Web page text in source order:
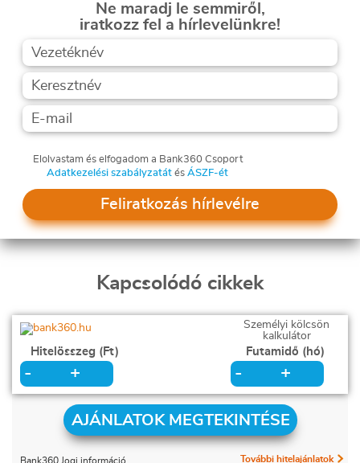
Ne maradj le semmiről,
iratkozz fel a hírlevelünkre!
Elolvastam és elfogadom a Bank360 Csoport
Adatkezelési szabályzatátés ÁSZF-ét
Feliratkozás hírlevélre
Kapcsolódó cikkek
Személyi kölcsön
kalkulátor
Hitelösszeg (Ft)
- +
Futamidő (hó)
- +
AJÁNLATOK MEGTEKINTÉSE
Bank360 Jogi információ További hitelajánlatok